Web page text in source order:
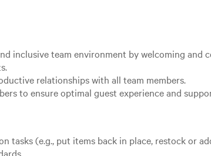
inclusive team environment by welcoming and
relationships with all team members.
to ensure optimal guest experience and
tasks (e.g., put items back in place, restock or